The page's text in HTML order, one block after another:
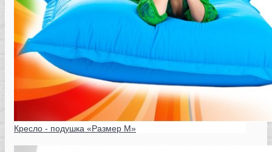
Кресло - подушка «Размер M»